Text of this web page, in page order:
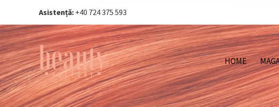
Asistență: +40 724 375 593‬
HOME